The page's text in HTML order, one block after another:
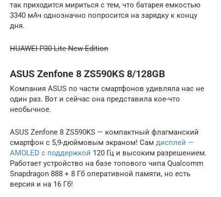
так приходится мириться с тем, что батарея емкостью
3340 мАч однозначно попросится на зарядку к концу
дня.
HUAWEI P30 Lite New Edition
ASUS Zenfone 8 ZS590KS 8/128GB
Компания ASUS по части смартфонов удивляла нас не
один раз. Вот и сейчас она представила кое-что
необычное.
ASUS Zenfone 8 ZS590KS — компактный флагманский
смартфон с 5,9-дюймовым экраном! Сам дисплей —
AMOLED с поддержкой 120 Гц и высоким разрешением.
Работает устройство на базе топового чипа Qualcomm
Snapdragon 888 + 8 Гб оперативной памяти, но есть
версия и на 16 Гб!